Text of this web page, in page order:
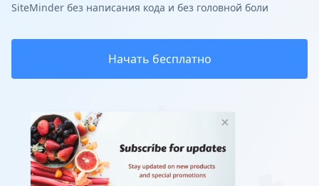
SiteMinder без написания кода и без головной боли
Начать бесплатно